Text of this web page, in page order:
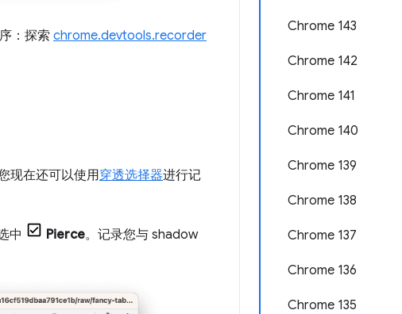
Chrome 143
Chrome 142
Chrome 141
Chrome 140
Chrome 139
Chrome 138
Chrome 137
Chrome 136
Chrome 135
：探索 chrome.devtools.recorder
现在还可以使用穿透选择器进行记
中 Pierce。记录您与 shadow